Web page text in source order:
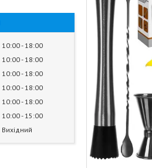
10:00 18:00
10:00 18:00
10:00 18:00
10:00 18:00
10:00 18:00
10:00 15:00
Вихідний